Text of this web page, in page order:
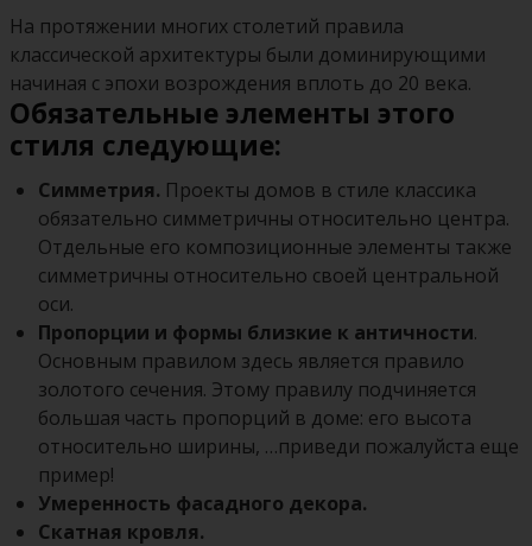
На протяжении многих столетий правила
классической архитектуры были доминирующими
начиная с эпохи возрождения вплоть до 20 века.
Обязательные элементы этого
стиля следующие:
Симметрия. Проекты домов в стиле классика
обязательно симметричны относительно центра.
Отдельные его композиционные элементы также
симметричны относительно своей центральной
оси.
Пропорции и формы близкие к античности.
Основным правилом здесь является правило
золотого сечения. Этому правилу подчиняется
большая часть пропорций в доме: его высота
относительно ширины, …приведи пожалуйста еще
пример!
Умеренность фасадного декора.
Скатная кровля.